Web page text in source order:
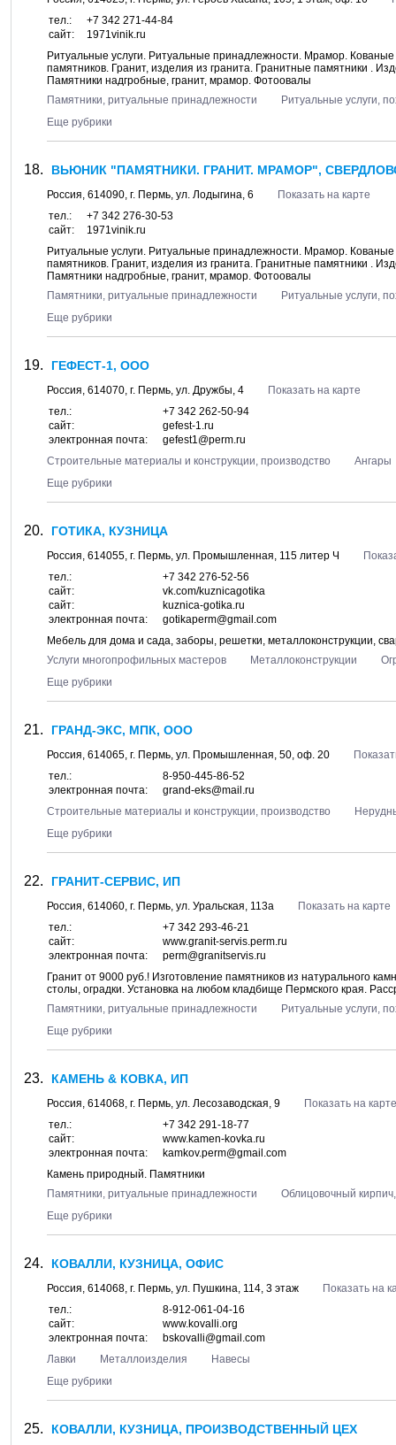
тел.:
+7 342 271-44-84
сайт:
1971vinik.ru
Ритуальные услуги. Ритуальные принадлежности. Мрамор.
памятников. Гранит, изделия из гранита. Гранитные памятники .
Памятники надгробные, гранит, мрамор. Фотоовалы
Памятники, ритуальные принадлежности
Ритуальные услуги,
Еще рубрики
ВЬЮНИК "ПАМЯТНИКИ. ГРАНИТ. МРАМОР",
Россия, 614090, г. Пермь, ул. Лодыгина, 6
Показать на карте
тел.:
+7 342 276-30-53
сайт:
1971vinik.ru
Ритуальные услуги. Ритуальные принадлежности. Мрамор.
памятников. Гранит, изделия из гранита. Гранитные памятники .
Памятники надгробные, гранит, мрамор. Фотоовалы
Памятники, ритуальные принадлежности
Ритуальные услуги,
Еще рубрики
ГЕФЕСТ-1, ООО
Россия, 614070, г. Пермь, ул. Дружбы, 4
Показать на карте
тел.:
+7 342 262-50-94
сайт:
gefest-1.ru
электронная почта:
gefest1@perm.ru
Строительные материалы и конструкции, производство
Ангары
Еще рубрики
ГОТИКА, КУЗНИЦА
Россия, 614055, г. Пермь, ул. Промышленная, 115 литер Ч
тел.:
+7 342 276-52-56
сайт:
vk.com/kuznicagotika
сайт:
kuznica-gotika.ru
электронная почта:
gotikaperm@gmail.com
Мебель для дома и сада, заборы, решетки, металлоконструкции,
Услуги многопрофильных мастеров
Металлоконструкции
Еще рубрики
ГРАНД-ЭКС, МПК, ООО
Россия, 614065, г. Пермь, ул. Промышленная, 50, оф. 20
тел.:
8-950-445-86-52
электронная почта:
grand-eks@mail.ru
Строительные материалы и конструкции, производство
Еще рубрики
ГРАНИТ-СЕРВИС, ИП
Россия, 614060, г. Пермь, ул. Уральская, 113а
Показать на карте
тел.:
+7 342 293-46-21
сайт:
www.granit-servis.perm.ru
электронная почта:
perm@granitservis.ru
Гранит от 9000 руб.! Изготовление памятников из натурального
столы, оградки. Установка на любом кладбище Пермского края.
Памятники, ритуальные принадлежности
Ритуальные услуги,
Еще рубрики
КАМЕНЬ & КОВКА, ИП
Россия, 614068, г. Пермь, ул. Лесозаводская, 9
Показать на карте
тел.:
+7 342 291-18-77
сайт:
www.kamen-kovka.ru
электронная почта:
kamkov.perm@gmail.com
Камень природный. Памятники
Памятники, ритуальные принадлежности
Облицовочный
Еще рубрики
КОВАЛЛИ, КУЗНИЦА, ОФИС
Россия, 614068, г. Пермь, ул. Пушкина, 114, 3 этаж
Показать на
тел.:
8-912-061-04-16
сайт:
www.kovalli.org
электронная почта:
bskovalli@gmail.com
Лавки
Металлоизделия
Навесы
Еще рубрики
КОВАЛЛИ, КУЗНИЦА, ПРОИЗВОДСТВЕННЫЙ ЦЕХ